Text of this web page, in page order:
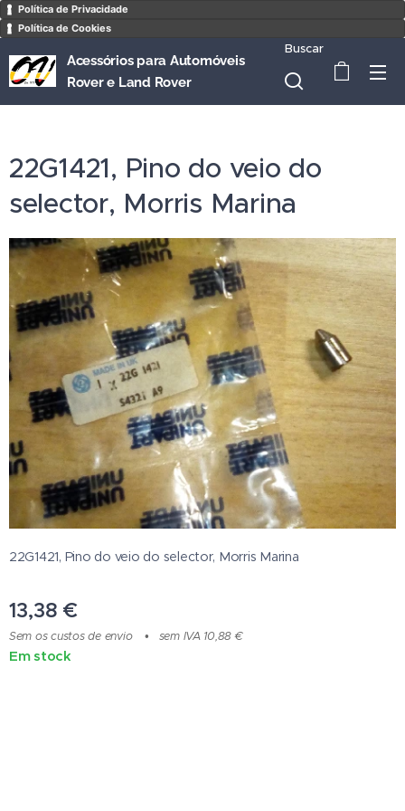
Política de Privacidade
Política de Cookies
Acessórios para Automóveis
Rover e Land Rover
Buscar
22G1421, Pino do veio do
selector, Morris Marina
22G1421, Pino do veio do selector, Morris Marina
13,38 €
Sem os custos de envio sem IVA 10,88 €
Em stock